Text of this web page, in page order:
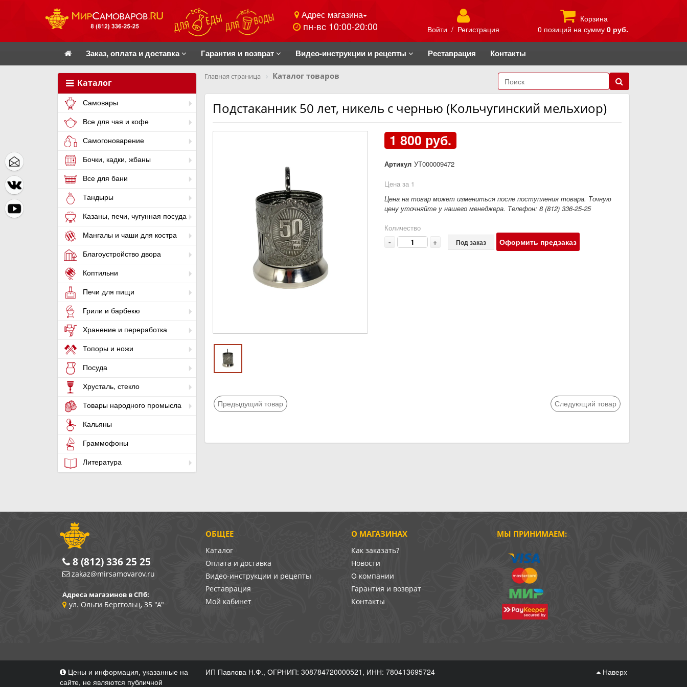
Адрес магазина
пн-вс 10:00-20:00 Войти / Регистрация
Корзина
0 позиций на сумму 0 руб.
Заказ, оплата и доставка Гарантия и возврат Видео-инструкции и рецепты Реставрация Контакты
Каталог
Самовары
Все для чая и кофе
Самогоноварение
Бочки, кадки, жбаны
Все для бани
Тандыры
Казаны, печи, чугунная посуда
Мангалы и чаши для костра
Благоустройство двора
Коптильни
Печи для пищи
Грили и барбекю
Хранение и переработка
Топоры и ножи
Посуда
Хрусталь, стекло
Товары народного промысла
Кальяны
Граммофоны
Литература
Главная страница Каталог товаров
Подстаканник 50 лет, никель с чернью (Кольчугинский мельхиор)
1 800 руб.
Артикул УТ000009472
Цена за 1
Цена на товар может измениться после поступления товара. Точную
цену уточняйте у нашего менеджера. Телефон: 8 (812) 336-25-25
Количество
- + Под заказ Оформить предзаказ
Предыдущий товар Следующий товар
О МАГАЗИНАХ
Как заказать?
Новости
О компании
Гарантия и возврат
Контакты
ОБЩЕЕ
Каталог
Оплата и доставка
Видео-инструкции и рецепты
Реставрация
Мой кабинет
МЫ ПРИНИМАЕМ:
8 (812) 336 25 25
zakaz@mirsamovarov.ru
Адреса магазинов в СПб:
ул. Ольги Берггольц, 35 "А"
Цены и информация, указанные на
сайте, не являются публичной
ИП Павлова Н.Ф., ОГРНИП: 308784720000521, ИНН: 780413695724 Наверх